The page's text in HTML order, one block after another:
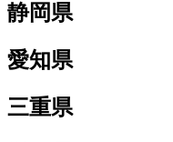
静岡県
愛知県
三重県